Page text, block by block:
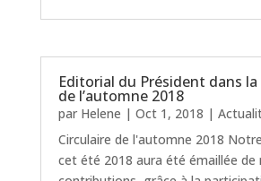
Editorial du Président dans la
de l’automne 2018
par Helene | Oct 1, 2018 |
Circulaire de l'automne 2018
cet été 2018 aura été émaillée de